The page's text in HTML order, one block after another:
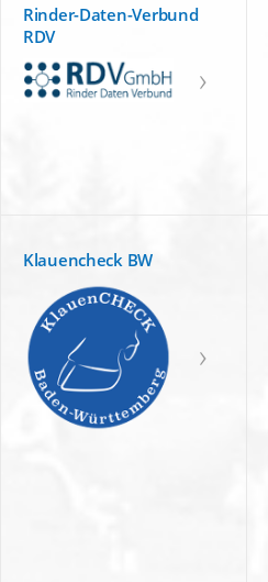
Rinder-Daten-Verbund
RDV
Klauencheck BW